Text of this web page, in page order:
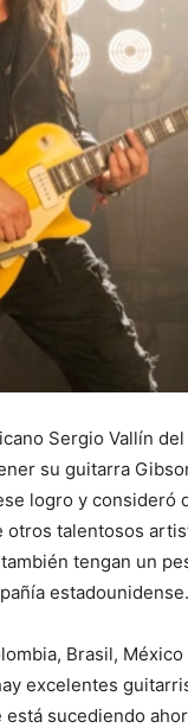
Sergio Vallín
su guitarra
logro y consideró
otros talentosos
tengan un
estadounidense.
Brasil,
excelentes
sucediendo